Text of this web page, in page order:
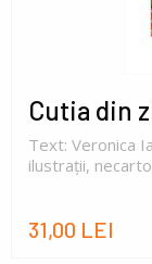
Cutia din
Text: Veronica
ilustrații,
31,00 LEI